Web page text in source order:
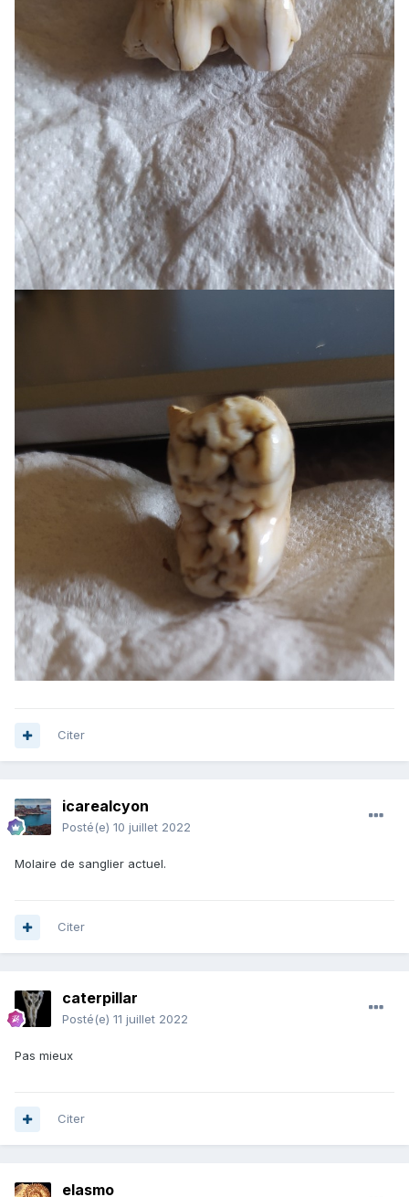
Citer
icarealcyon
Posté(e) 10 juillet 2022
Molaire de sanglier actuel.
Citer
caterpillar
Posté(e) 11 juillet 2022
Pas mieux
Citer
elasmo